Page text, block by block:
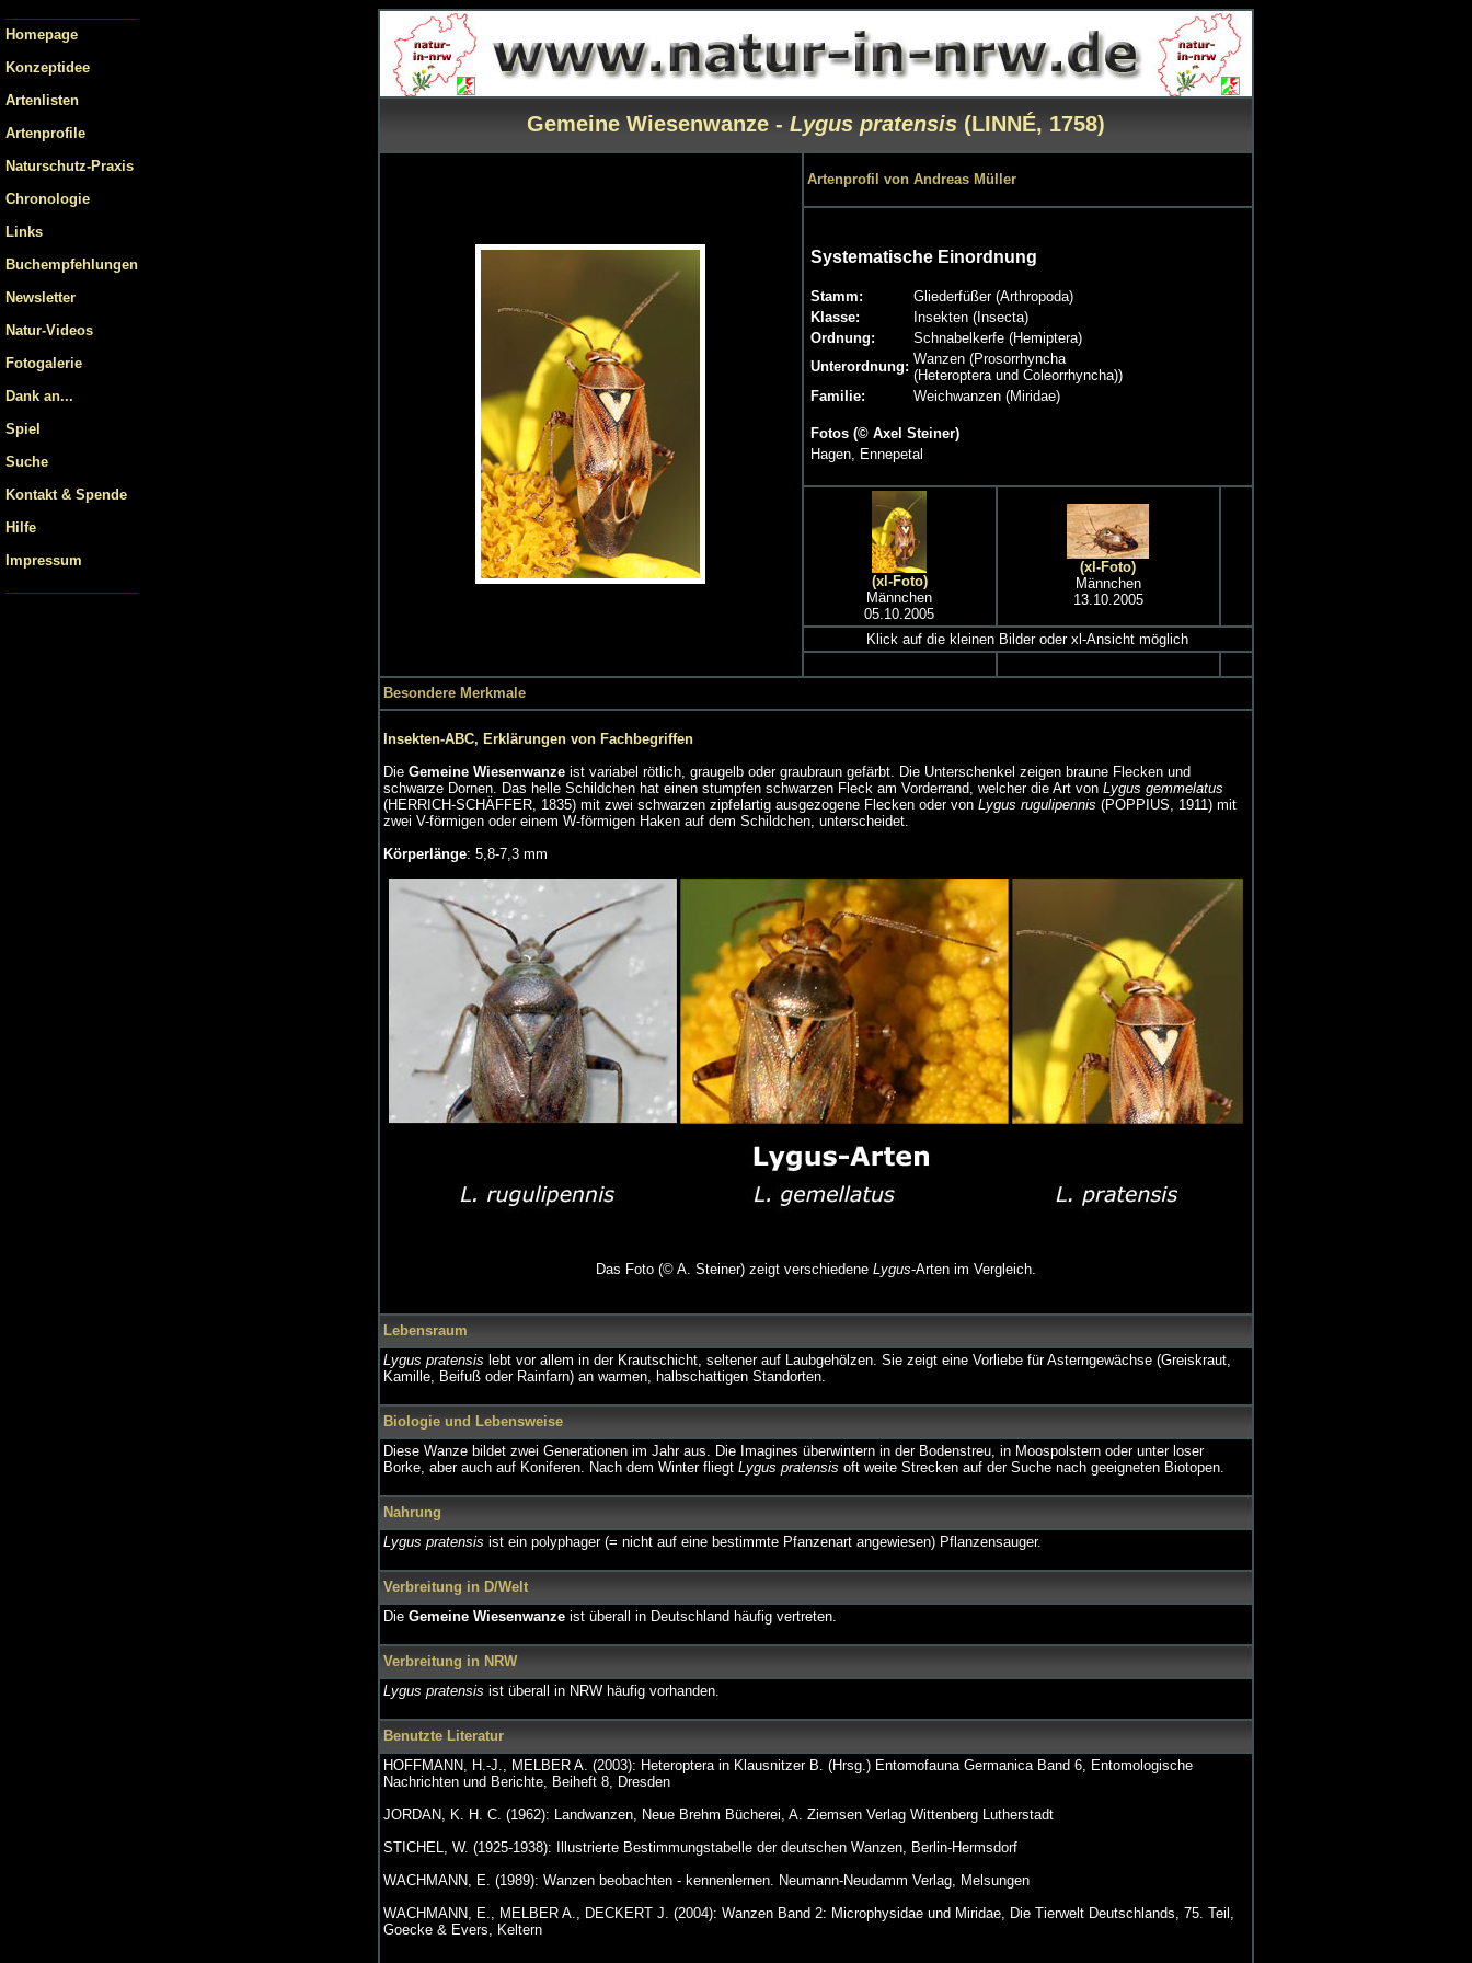
Homepage
Konzeptidee
Artenlisten
Artenprofile
Naturschutz-Praxis
Chronologie
Links
Buchempfehlungen
Newsletter
Natur-Videos
Fotogalerie
Dank an...
Spiel
Suche
Kontakt & Spende
Hilfe
Impressum
Gemeine Wiesenwanze - Lygus pratensis (LINNÉ, 1758)
Artenprofil von Andreas Müller
Systematische Einordnung
Stamm:
Gliederfüßer (Arthropoda)
Klasse:
Insekten (Insecta)
Ordnung:
Schnabelkerfe (Hemiptera)
Unterordnung: Wanzen (Prosorrhyncha
(Heteroptera und Coleorrhyncha))
Familie:
Weichwanzen (Miridae)
Fotos (© Axel Steiner)
Hagen, Ennepetal
(xl-Foto)
Männchen
05.10.2005
(xl-Foto)
Männchen
13.10.2005
Klick auf die kleinen Bilder oder xl-Ansicht möglich
Besondere Merkmale
Insekten-ABC, Erklärungen von Fachbegriffen
Die Gemeine Wiesenwanzeist variabel rötlich, graugelb oder graubraun gefärbt. Die Unterschenkel zeigen braune Flecken und
schwarze Dornen. Das helle Schildchen hat einen stumpfen schwarzen Fleck am Vorderrand, welcher die Art von Lygus gemmelatus
(HERRICH-SCHÄFFER, 1835) mit zwei schwarzen zipfelartig ausgezogene Flecken oder von Lygus rugulipennis (POPPIUS, 1911) mit
zwei V-förmigen oder einem W-förmigen Haken auf dem Schildchen, unterscheidet.
Körperlänge: 5,8-7,3 mm
Das Foto (© A. Steiner) zeigt verschiedene Lygus-Arten im Vergleich.
Lebensraum
Lygus pratensis lebt vor allem in der Krautschicht, seltener auf Laubgehölzen. Sie zeigt eine Vorliebe für Asterngewächse (Greiskraut,
Kamille, Beifuß oder Rainfarn) an warmen, halbschattigen Standorten.
Biologie und Lebensweise
Diese Wanze bildet zwei Generationen im Jahr aus. Die Imagines überwintern in der Bodenstreu, in Moospolstern oder unter loser
Borke, aber auch auf Koniferen. Nach dem Winter fliegt Lygus pratensis oft weite Strecken auf der Suche nach geeigneten Biotopen.
Nahrung
Lygus pratensis ist ein polyphager (= nicht auf eine bestimmte Pfanzenart angewiesen) Pflanzensauger.
Verbreitung in D/Welt
Die Gemeine Wiesenwanzeist überall in Deutschland häufig vertreten.
Verbreitung in NRW
Lygus pratensis ist überall in NRW häufig vorhanden.
Benutzte Literatur
HOFFMANN, H.-J., MELBER A. (2003): Heteroptera in Klausnitzer B. (Hrsg.) Entomofauna Germanica Band 6, Entomologische
Nachrichten und Berichte, Beiheft 8, Dresden
JORDAN, K. H. C. (1962): Landwanzen, Neue Brehm Bücherei, A. Ziemsen Verlag Wittenberg Lutherstadt
STICHEL, W. (1925-1938): Illustrierte Bestimmungstabelle der deutschen Wanzen, Berlin-Hermsdorf
WACHMANN, E. (1989): Wanzen beobachten - kennenlernen. Neumann-Neudamm Verlag, Melsungen
WACHMANN, E., MELBER A., DECKERT J. (2004): Wanzen Band 2: Microphysidae und Miridae, Die Tierwelt Deutschlands, 75. Teil,
Goecke & Evers, Keltern